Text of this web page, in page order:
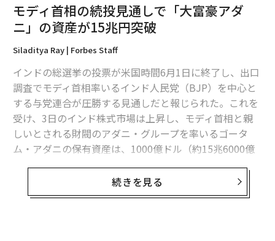
モディ首相の続投見通しで「大富豪アダ
ニ」の資産が15兆円突破
Siladitya Ray | Forbes Staff
インドの総選挙の投票が米国時間6月1日に終了し、出口
調査でモディ首相率いるインド人民党（BJP）を中心と
する与党連合が圧勝する見通しだと報じられた。これを
受け、3日のインド株式市場は上昇し、モディ首相と親
しいとされる財閥のアダニ・グループを率いるゴータ
ム・アダニの保有資産は、1000億ドル（約15兆6000億
アダニ財閥の中核をなすアダニ・エンタープライズの株
続きを見る